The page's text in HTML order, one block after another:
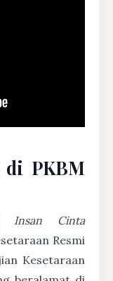
PKBM
Insan Cinta
Resmi
Kesetaraan